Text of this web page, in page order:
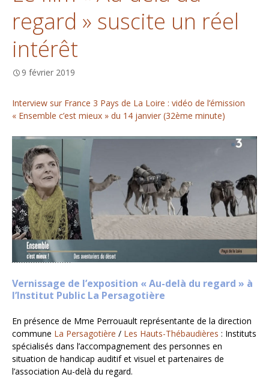
regard » suscite un réel
intérêt
9 février 2019
Interview sur France 3 Pays de La Loire : vidéo de l’émission
« Ensemble c’est mieux » du 14 janvier (32ème minute)
Vernissage de l’exposition « Au-delà du regard » à
l’Institut Public La Persagotière
En présence de Mme Perrouault représentante de la direction
commune La Persagotière / Les Hauts-Thébaudières : Instituts
spécialisés dans l’accompagnement des personnes en
situation de handicap auditif et visuel et partenaires de
l’association Au-delà du regard.